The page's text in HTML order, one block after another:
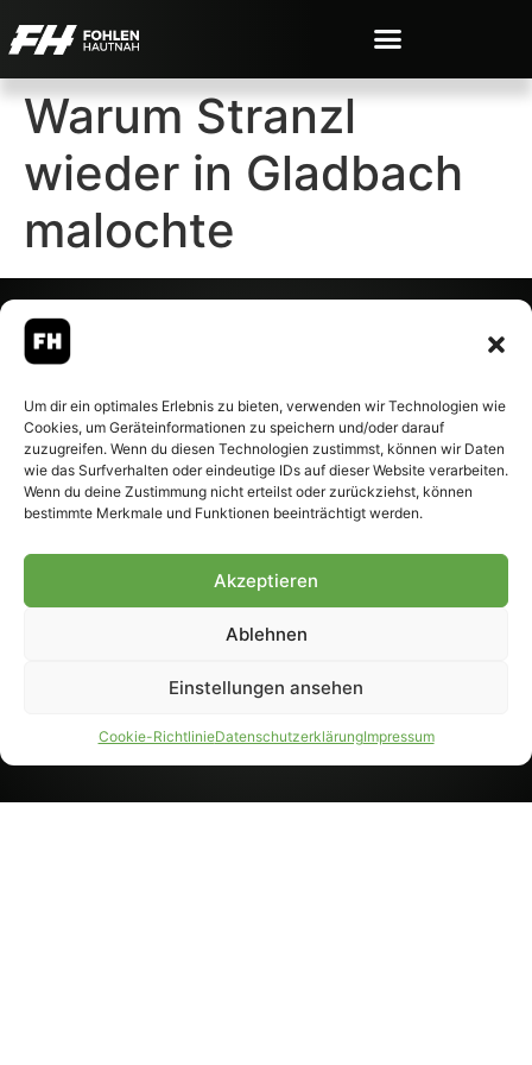
Um dir ein optimales Erlebnis zu bieten, verwenden wir Technologien wie
Cookies, um Geräteinformationen zu speichern und/oder darauf
zuzugreifen. Wenn du diesen Technologien zustimmst, können wir Daten
wie das Surfverhalten oder eindeutige IDs auf dieser Website verarbeiten.
Wenn du deine Zustimmung nicht erteilst oder zurückziehst, können
bestimmte Merkmale und Funktionen beeinträchtigt werden.
Akzeptieren
Ablehnen
Einstellungen ansehen
Cookie-RichtlinieDatenschutzerklärungImpressum
Warum Stranzl
wieder in Gladbach
malochte
– Alle rechte vorbehalten.
Fohlen-Hautnah.de ist ein
offiziell eingetragenes Magazin
bei der Deutschen
Nationalbibliothek (ISSN 1868-
Weiterverarbeitung, auch
Genehmigung.
PARTNER WERDEN
AGB